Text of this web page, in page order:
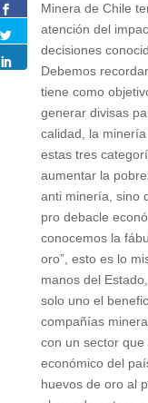
Minera de Chile
atención del
decisiones
Debemos
tiene como
generar divisas
calidad, la
estas tres
aumentar la
anti minería, sino
pro debacle
conocemos la
oro”, esto es lo
manos del
solo uno el
compañías
con un sector
económico del
huevos de oro al